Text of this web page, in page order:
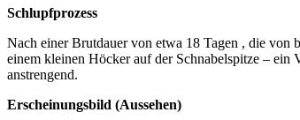
Schlupfprozess
Nach einer Brutdauer von etwa 18 Tagen , die von
einem kleinen Höcker auf der Schnabelspitze – ein
anstrengend.
Erscheinungsbild (Aussehen)